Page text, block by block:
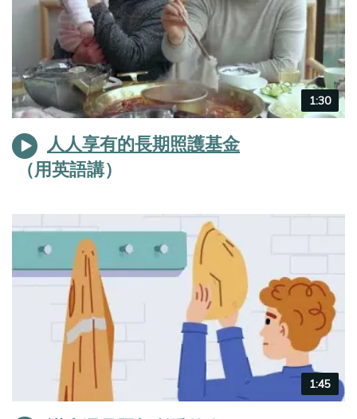
Video
duration
1:30
人人享有的長期照護基金
Video
duration
1:45